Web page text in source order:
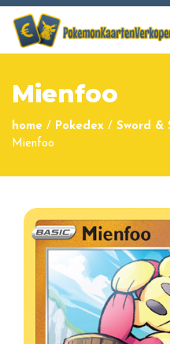
Mienfoo
home / Pokedex / Sword &
Mienfoo